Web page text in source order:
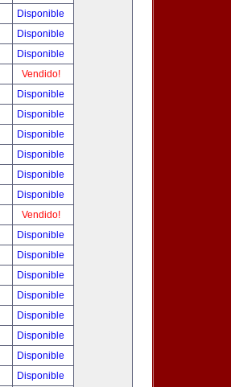
Disponible
Disponible
Disponible
Vendido!
Disponible
Disponible
Disponible
Disponible
Disponible
Disponible
Vendido!
Disponible
Disponible
Disponible
Disponible
Disponible
Disponible
Disponible
Disponible